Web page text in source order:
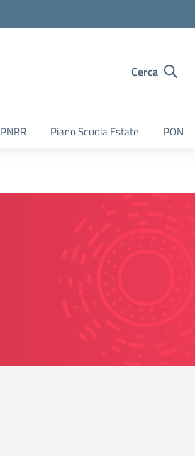
Cerca
PNRR Piano Scuola Estate PON